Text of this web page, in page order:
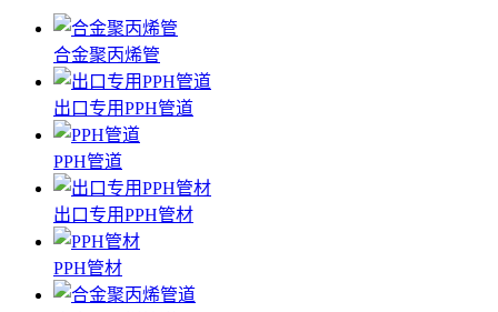
合金聚丙烯管
出口专用PPH管道
PPH管道
出口专用PPH管材
PPH管材